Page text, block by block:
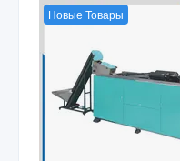
Новые Товары